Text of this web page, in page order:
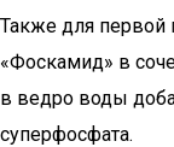
Также для первой
«Фоскамид» в
в ведро воды
суперфосфата.